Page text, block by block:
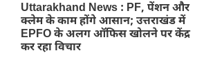
Uttarakhand News : PF, पेंशन और
क्लेम के काम होंगे आसान; उत्तराखंड में
EPFO के अलग ऑफिस खोलने पर केंद्र
कर रहा विचार